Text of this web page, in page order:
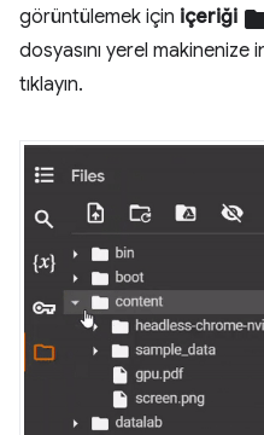
görüntülemek için içeriği
dosyasını yerel makinenize
tıklayın.